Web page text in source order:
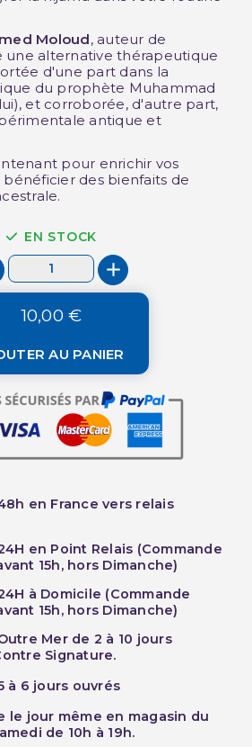
Moloud, auteur de
une alternative thérapeutique
d'une part dans la
du prophète Muhammad
et corroborée, d'autre part,
antique et
pour enrichir vos
bénéficier des bienfaits de
EN STOCK
10,00 €
AU PANIER
en France vers relais
en Point Relais (Commande
15h, hors Dimanche)
à Domicile (Commande
15h, hors Dimanche)
Mer de 2 à 10 jours
Signature.
à 6 jours ouvrés
le jour même en magasin du
de 10h à 19h.